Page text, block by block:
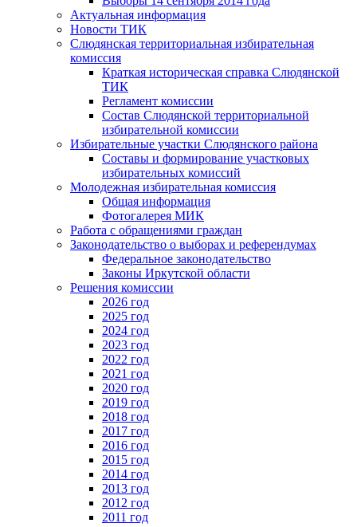
Актуальная информация
Новости ТИК
Слюдянская территориальная избирательная
комиссия
Краткая историческая справка Слюдянской
ТИК
Регламент комиссии
Состав Слюдянской территориальной
избирательной комиссии
Избирательные участки Слюдянского района
Составы и формирование участковых
избирательных комиссий
Молодежная избирательная комиссия
Общая информация
Фотогалерея МИК
Работа с обращениями граждан
Законодательство о выборах и референдумах
Федеральное законодательство
Законы Иркутской области
Решения комиссии
2026 год
2025 год
2024 год
2023 год
2022 год
2021 год
2020 год
2019 год
2018 год
2017 год
2016 год
2015 год
2014 год
2013 год
2012 год
2011 год